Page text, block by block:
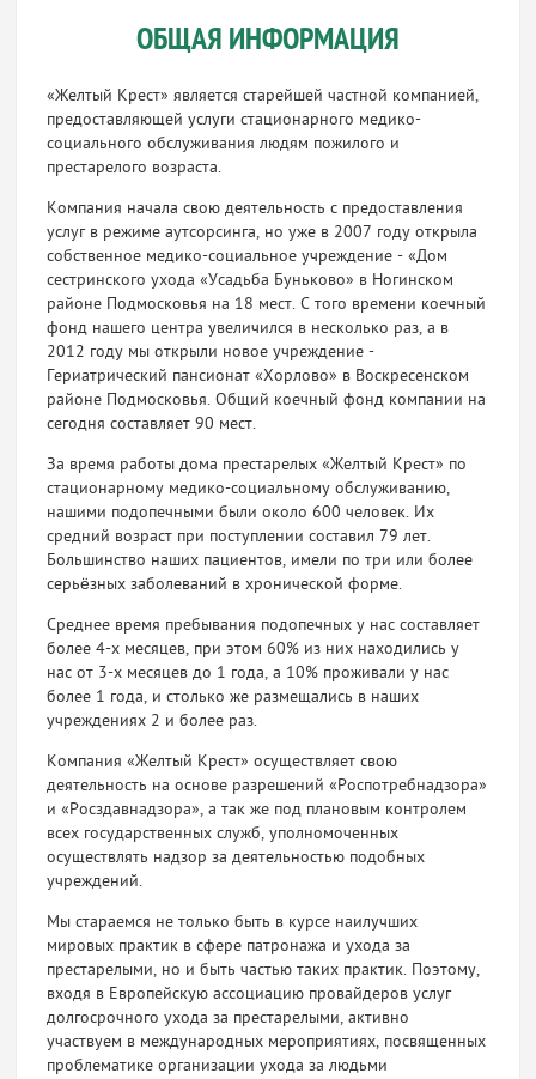
ОБЩАЯ ИНФОРМАЦИЯ
«Желтый Крест» является старейшей частной компанией,
предоставляющей услуги стационарного медико-
социального обслуживания людям пожилого и
престарелого возраста.
Компания начала свою деятельность с предоставления
услуг в режиме аутсорсинга, но уже в 2007 году открыла
собственное медико-социальное учреждение - «Дом
сестринского ухода «Усадьба Буньково» в Ногинском
районе Подмосковья на 18 мест. С того времени коечный
фонд нашего центра увеличился в несколько раз, а в
2012 году мы открыли новое учреждение -
Гериатрический пансионат «Хорлово» в Воскресенском
районе Подмосковья. Общий коечный фонд компании на
сегодня составляет 90 мест.
За время работы дома престарелых «Желтый Крест» по
стационарному медико-социальному обслуживанию,
нашими подопечными были около 600 человек. Их
средний возраст при поступлении составил 79 лет.
Большинство наших пациентов, имели по три или более
серьёзных заболеваний в хронической форме.
Среднее время пребывания подопечных у нас составляет
более 4-х месяцев, при этом 60% из них находились у
нас от 3-х месяцев до 1 года, а 10% проживали у нас
более 1 года, и столько же размещались в наших
учреждениях 2 и более раз.
Компания «Желтый Крест» осуществляет свою
деятельность на основе разрешений «Роспотребнадзора»
и «Росздавнадзора», а так же под плановым контролем
всех государственных служб, уполномоченных
осуществлять надзор за деятельностью подобных
учреждений.
Мы стараемся не только быть в курсе наилучших
мировых практик в сфере патронажа и ухода за
престарелыми, но и быть частью таких практик. Поэтому,
входя в Европейскую ассоциацию провайдеров услуг
долгосрочного ухода за престарелыми, активно
участвуем в международных мероприятиях, посвященных
проблематике организации ухода за людьми